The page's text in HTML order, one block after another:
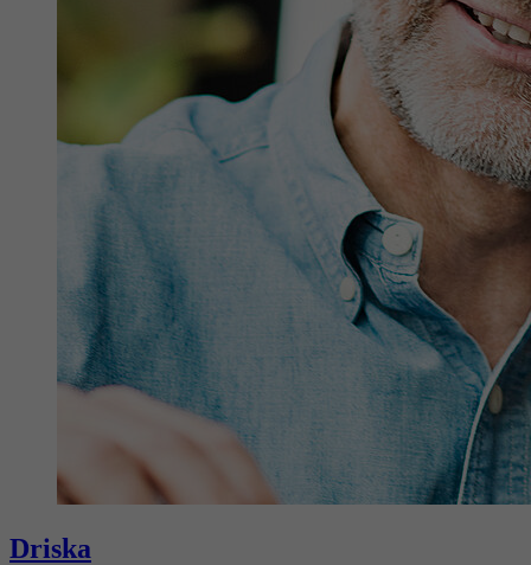
Driska